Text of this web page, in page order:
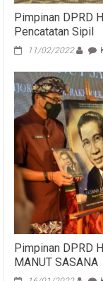
Pimpinan DPRD
Pencatatan Sipil
11/02/2022
Pimpinan DPRD
MANUT SASANA